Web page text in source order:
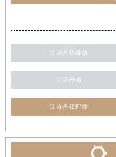
江诗丹顿维修
江诗丹顿
江诗丹顿配件